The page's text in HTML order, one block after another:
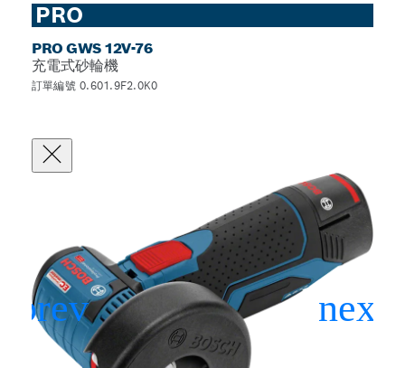
PRO
PRO GWS 12V-76
充電式砂輪機
訂單編號 0.601.9F2.0K0